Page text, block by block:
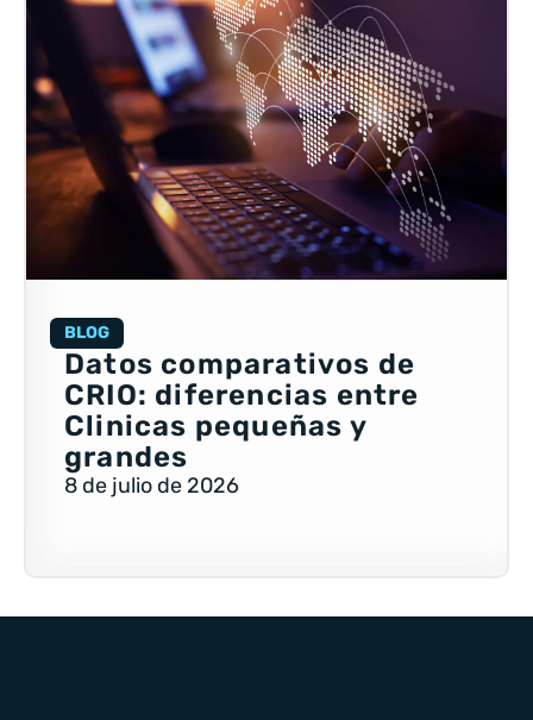
BLOG
Datos comparativos de
CRIO: diferencias entre
Clinicas pequeñas y
grandes
8 de julio de 2026